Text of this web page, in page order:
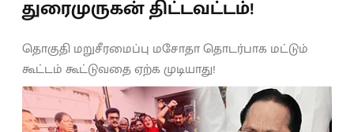
துரைமுருகன் திட்டவட்டம்!
தொகுதி மறுசீரமைப்பு மசோதா தொடர்பாக மட்டும்
கூட்டம் கூட்டுவதை ஏற்க முடியாது!